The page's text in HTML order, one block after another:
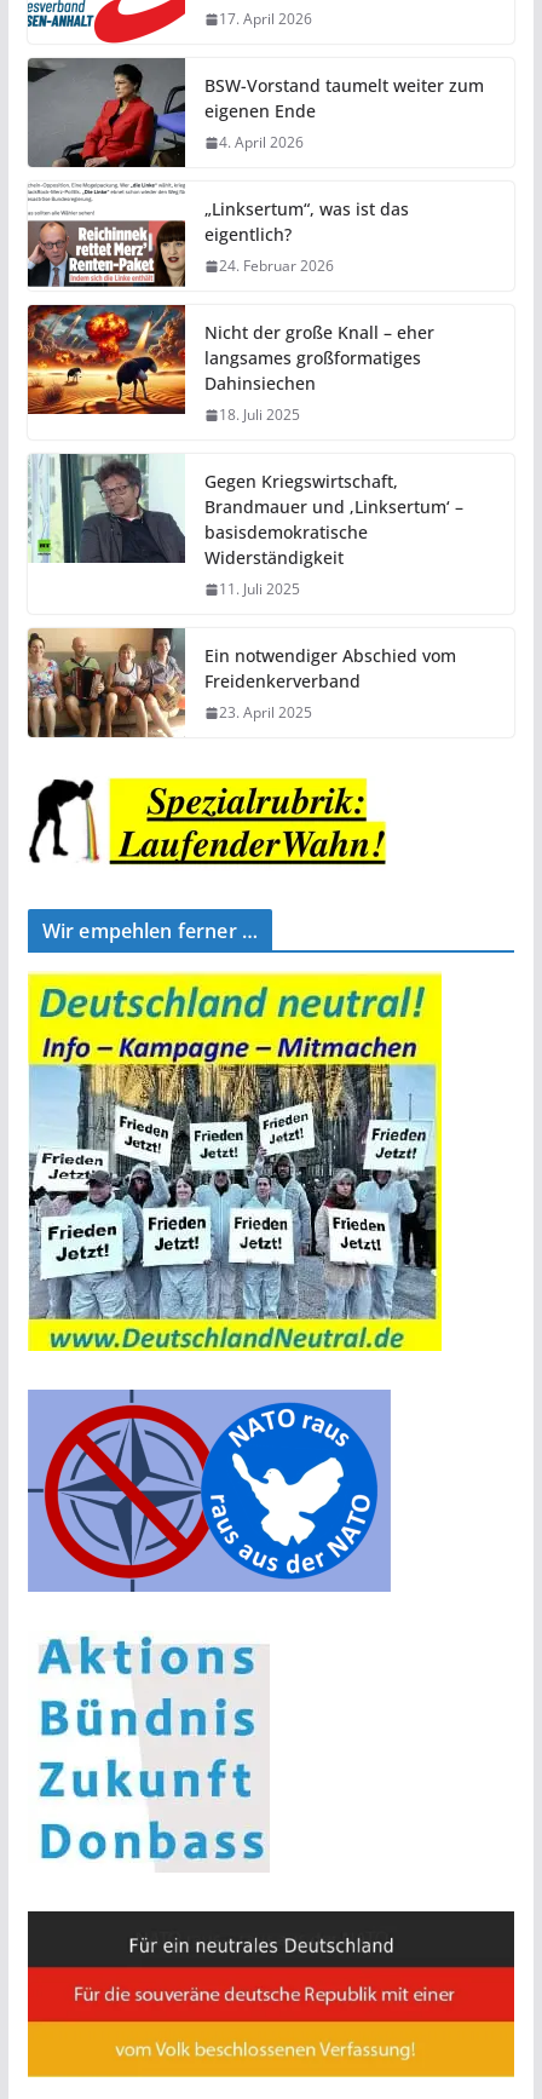
17. April 2026
BSW-Vorstand taumelt weiter zum
eigenen Ende
4. April 2026
„Linksertum“, was ist das
eigentlich?
24. Februar 2026
Nicht der große Knall – eher
langsames großformatiges
Dahinsiechen
18. Juli 2025
Gegen Kriegswirtschaft,
Brandmauer und ‚Linksertum‘ –
basisdemokratische
Widerständigkeit
11. Juli 2025
Ein notwendiger Abschied vom
Freidenkerverband
23. April 2025
Wir empehlen ferner …